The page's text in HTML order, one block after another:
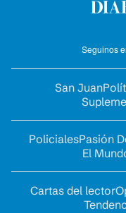
Seguinos
San Juan
PolicialesPasión
El
Cartas del lector